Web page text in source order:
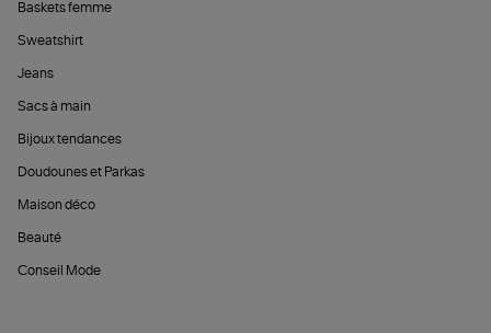
Baskets femme
Sweatshirt
Jeans
Sacs à main
Bijoux tendances
Doudounes et Parkas
Maison déco
Beauté
Conseil Mode